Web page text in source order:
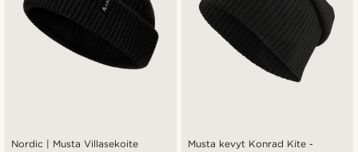
Nordic | Musta Villasekoite
Musta kevyt Konrad Kite -